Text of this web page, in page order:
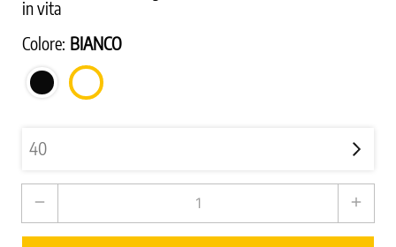
in vita
Colore: BIANCO
NERO BIANCO
remove add